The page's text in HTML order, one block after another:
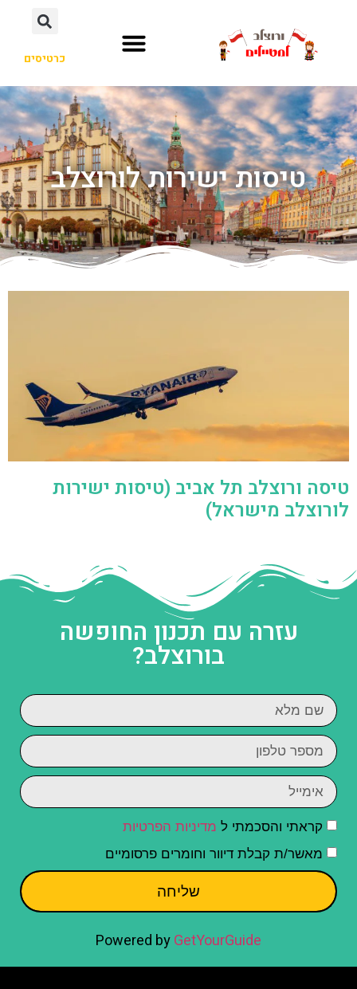
כרטיסים
טיסות ישירות לורוצלב
טיסה ורוצלב תל אביב (טיסות ישירות
לורוצלב מישראל)
עזרה עם תכנון החופשה
בורוצלב?
קראתי והסכמתי ל מדיניות הפרטיות
מאשר/ת קבלת דיוור וחומרים פרסומיים
שליחה
Powered byGetYourGuide